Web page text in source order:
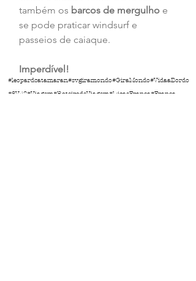
também os barcos de mergulho e
se pode praticar windsurf e
passeios de caiaque.
Imperdível!
#leopardcatamaran#svgiramondo#GiraMondo#VidaaBordo
#SV42#Viagem#RoteirodeViagem#DicasFrança#França